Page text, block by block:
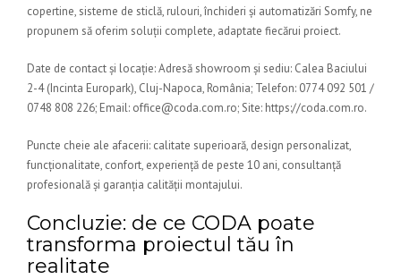
copertine, sisteme de sticlă, rulouri, închideri și automatizări Somfy, ne
propunem să oferim soluții complete, adaptate fiecărui proiect.
Date de contact și locație: Adresă showroom și sediu: Calea Baciului
2-4 (Incinta Europark), Cluj-Napoca, România; Telefon: 0774 092 501 /
0748 808 226; Email: office@coda.com.ro; Site: https://coda.com.ro.
Puncte cheie ale afacerii: calitate superioară, design personalizat,
funcționalitate, confort, experiență de peste 10 ani, consultanță
profesională și garanția calității montajului.
Concluzie: de ce CODA poate
transforma proiectul tău în
realitate